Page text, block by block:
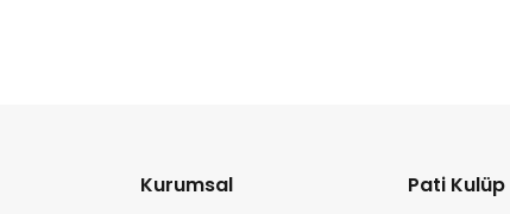
Kurumsal Pati Kulüp